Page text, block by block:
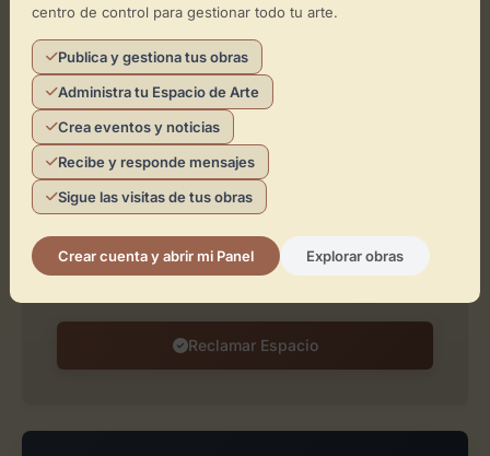
Leaflet
¿Eres el representante de este
espacio?
Reclámalo de forma gratuita para gestionar su
arte.
Reclamar Espacio
centro de control para gestionar todo tu arte.
Publica y gestiona tus obras
Administra tu Espacio de Arte
Crea eventos y noticias
Recibe y responde mensajes
Sigue las visitas de tus obras
Crear cuenta y abrir mi Panel Explorar obras